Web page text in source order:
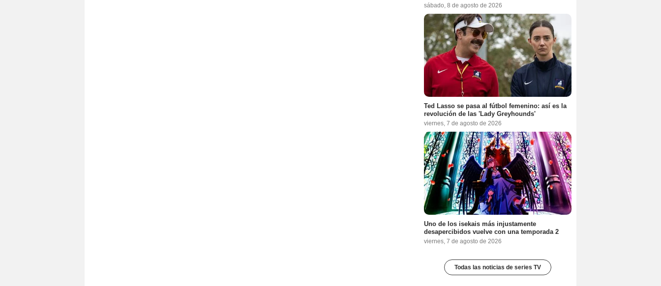
sábado, 8 de agosto de 2026
Ted Lasso se pasa al fútbol femenino: así es la
revolución de las 'Lady Greyhounds'
viernes, 7 de agosto de 2026
Uno de los isekais más injustamente
desapercibidos vuelve con una temporada 2
viernes, 7 de agosto de 2026
Todas las noticias de series TV